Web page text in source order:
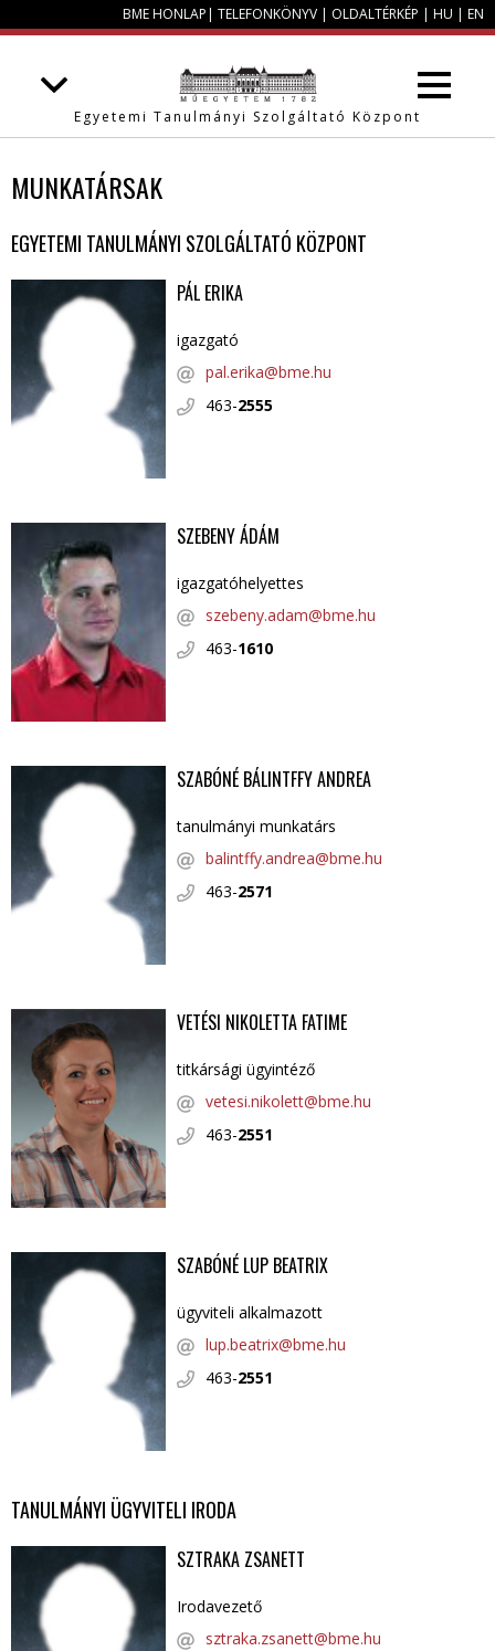
BME HONLAP| TELEFONKÖNYV | OLDALTÉRKÉP | HU | EN
Egyetemi Tanulmányi Szolgáltató Központ
MUNKATÁRSAK
EGYETEMI TANULMÁNYI SZOLGÁLTATÓ KÖZPONT
PÁL ERIKA
igazgató
pal.erika@bme.hu
463-2555
SZEBENY ÁDÁM
igazgatóhelyettes
szebeny.adam@bme.hu
463-1610
SZABÓNÉ BÁLINTFFY ANDREA
tanulmányi munkatárs
balintffy.andrea@bme.hu
463-2571
VETÉSI NIKOLETTA FATIME
titkársági ügyintéző
vetesi.nikolett@bme.hu
463-2551
SZABÓNÉ LUP BEATRIX
ügyviteli alkalmazott
lup.beatrix@bme.hu
463-2551
TANULMÁNYI ÜGYVITELI IRODA
SZTRAKA ZSANETT
Irodavezető
sztraka.zsanett@bme.hu